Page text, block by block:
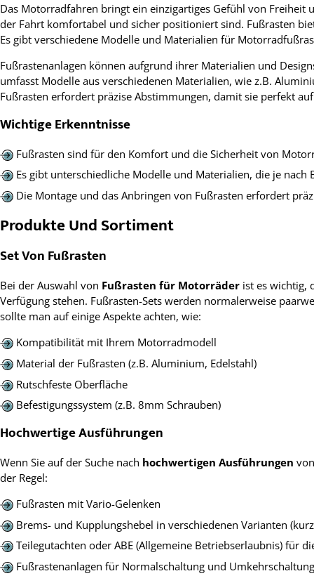
Das Motorradfahren bringt ein einzigartiges Gefühl von Freiheit
der Fahrt komfortabel und sicher positioniert sind. Fußrasten
Es gibt verschiedene Modelle und Materialien für
Fußrastenanlagen können aufgrund ihrer Materialien und
umfasst Modelle aus verschiedenen Materialien, wie z.B.
Fußrasten erfordert präzise Abstimmungen, damit sie perfekt
Wichtige Erkenntnisse
Fußrasten sind für den Komfort und die Sicherheit von
Es gibt unterschiedliche Modelle und Materialien, die je
Die Montage und das Anbringen von Fußrasten erfordert
Produkte Und Sortiment
Set Von Fußrasten
Bei der Auswahl von Fußrasten für Motorräder ist es wichtig,
Verfügung stehen. Fußrasten-Sets werden normalerweise
sollte man auf einige Aspekte achten, wie:
Kompatibilität mit Ihrem Motorradmodell
Material der Fußrasten (z.B. Aluminium, Edelstahl)
Rutschfeste Oberfläche
Befestigungssystem (z.B. 8mm Schrauben)
Hochwertige Ausführungen
Wenn Sie auf der Suche nach hochwertigen Ausführungen
der Regel:
Fußrasten mit Vario-Gelenken
Brems- und Kupplungshebel in verschiedenen Varianten
Teilegutachten oder ABE (Allgemeine Betriebserlaubnis) für
Fußrastenanlagen für Normalschaltung und Umkehrschaltung